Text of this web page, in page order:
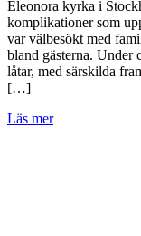
Eleonora kyrka i
komplikationer som
var välbesökt med
bland gästerna. Under
låtar, med särskilda
[…]
Läs mer